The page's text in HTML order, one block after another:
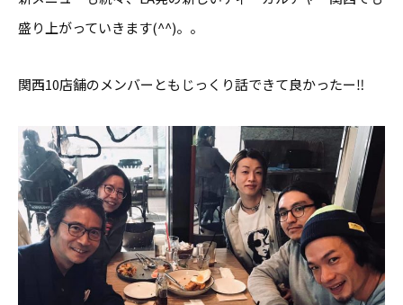
盛り上がっていきます(^^)。。
関西10店舗のメンバーともじっくり話できて良かったー‼️